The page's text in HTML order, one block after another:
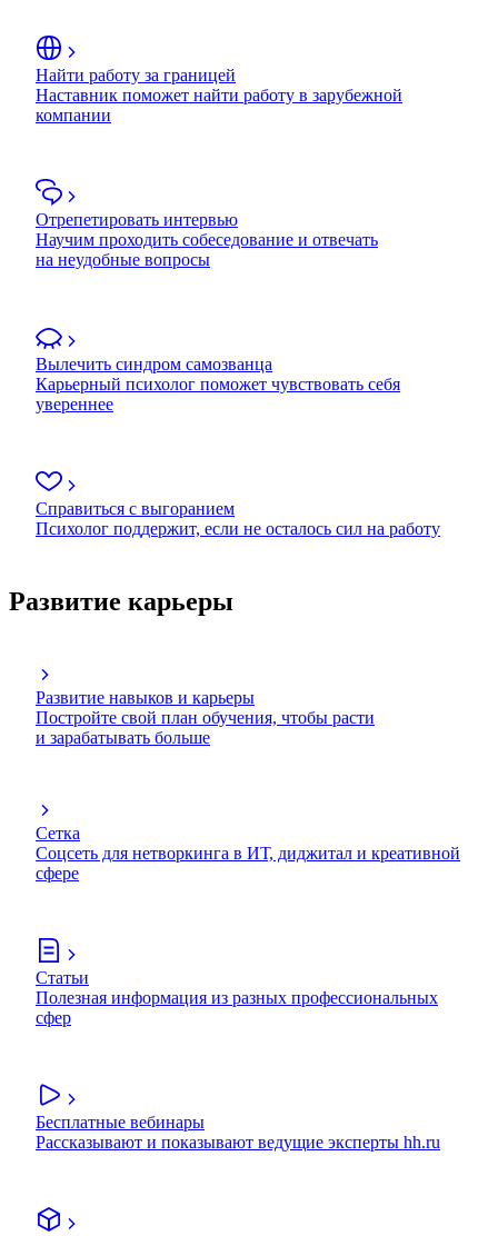
Найти работу за границей
Наставник поможет найти работу в зарубежной
компании
Отрепетировать интервью
Научим проходить собеседование и отвечать
на неудобные вопросы
Вылечить синдром самозванца
Карьерный психолог поможет чувствовать себя
увереннее
Справиться с выгоранием
Психолог поддержит, если не осталось сил на работу
Развитие карьеры
Развитие навыков и карьеры
Постройте свой план обучения, чтобы расти
и зарабатывать больше
Сетка
Соцсеть для нетворкинга в ИТ, диджитал и креативной
сфере
Статьи
Полезная информация из разных профессиональных
сфер
Бесплатные вебинары
Рассказывают и показывают ведущие эксперты hh.ru